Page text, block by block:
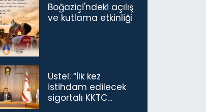
Boğaziçi'ndeki açılış
ve kutlama etkinliği
Üstel: “İlk kez
istihdam edilecek
sigortalı KKTC